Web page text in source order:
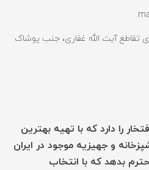
تقاطع آیت الله غفاری، جنب پوشاک
را دارد که با تهیه بهترین
و جهیزیه موجود در ایران
بدهد که با انتخاب